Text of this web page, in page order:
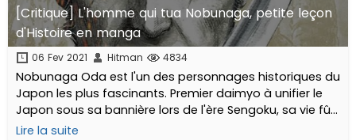
[Critique] L'homme qui tua Nobunaga, petite leçon
d'Histoire en manga
06 Fev 2021 Hitman 4834
Nobunaga Oda est l'un des personnages historiques du
Japon les plus fascinants. Premier daimyo à unifier le
Japon sous sa bannière lors de l'ère Sengoku, sa vie fût
une longue succession de batailles et de conquêtes...
Lire la suite